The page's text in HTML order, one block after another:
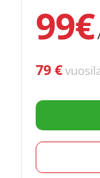
99€
79 €